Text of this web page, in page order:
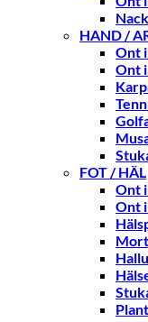
HAND /
Ont
Ont
FOT / HÄL
Ont
Ont